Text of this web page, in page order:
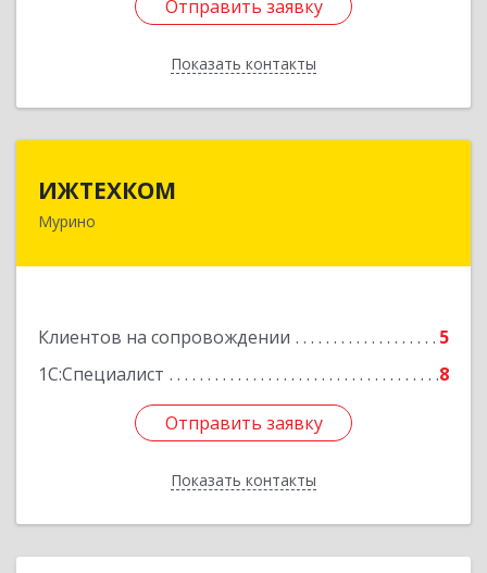
Отправить заявку
Показать контакты
Отправить заявку
Назад
ИЖТЕХКОМ
Мурино
Клиентов на сопровождении
5
1С:Специалист
8
Отправить заявку
Показать контакты
188677, Ленинградская обл, Всеволожский р-н,
Отправить заявку
Назад